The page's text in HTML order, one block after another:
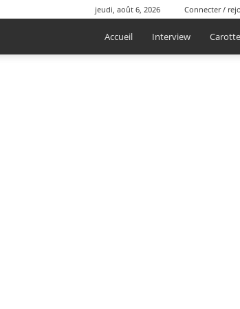
jeudi, août 6, 2026 Connecter /
Accueil Interview